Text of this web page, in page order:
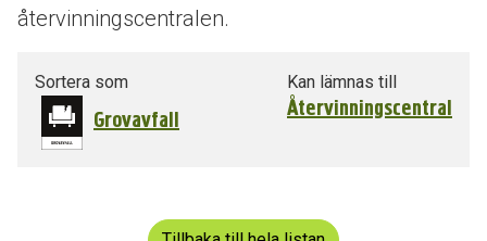
återvinningscentralen.
Sortera som
Grovavfall
Kan lämnas till
Återvinningscentral